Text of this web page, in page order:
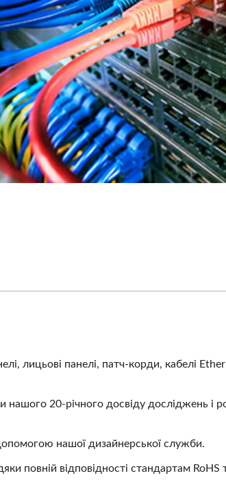
лицьові панелі, патч-корди, кабелі
нашого 20-річного досвіду досліджень і
нашої дизайнерської служби.
повній відповідності стандартам RoHS